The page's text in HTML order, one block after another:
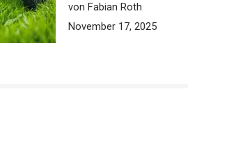
von Fabian Roth
November 17, 2025